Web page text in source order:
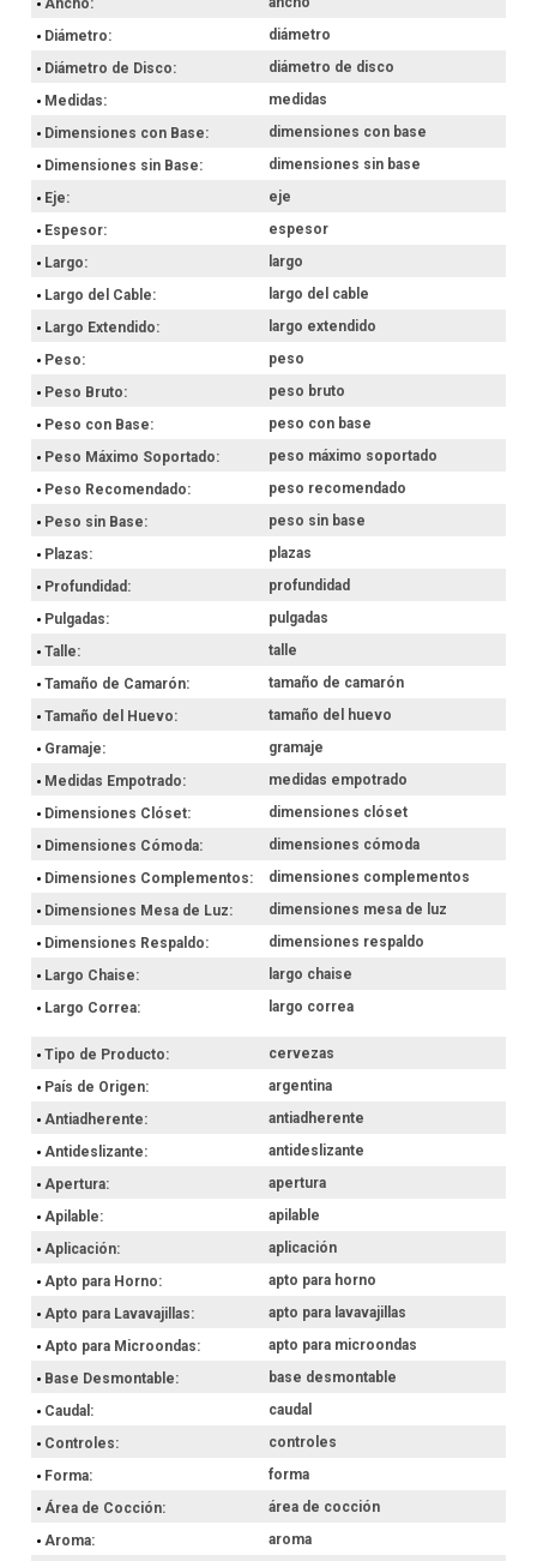
Diámetro
diámetro
Diámetro de Disco
diámetro de disco
Medidas
medidas
Dimensiones con Base
dimensiones con base
Dimensiones sin Base
dimensiones sin base
Eje
eje
Espesor
espesor
Largo
largo
Largo del Cable
largo del cable
Largo Extendido
largo extendido
Peso
peso
Peso Bruto
peso bruto
Peso con Base
peso con base
Peso Máximo Soportado
peso máximo soportado
Peso Recomendado
peso recomendado
Peso sin Base
peso sin base
Plazas
plazas
Profundidad
profundidad
Pulgadas
pulgadas
Talle
talle
Tamaño de Camarón
tamaño de camarón
Tamaño del Huevo
tamaño del huevo
Gramaje
gramaje
Medidas Empotrado
medidas empotrado
Dimensiones Clóset
dimensiones clóset
Dimensiones Cómoda
dimensiones cómoda
Dimensiones Complementos
dimensiones complementos
Dimensiones Mesa de Luz
dimensiones mesa de luz
Dimensiones Respaldo
dimensiones respaldo
Largo Chaise
largo chaise
Largo Correa
largo correa
Tipo de Producto
cervezas
País de Origen
argentina
Antiadherente
antiadherente
Antideslizante
antideslizante
Apertura
apertura
Apilable
apilable
Aplicación
aplicación
Apto para Horno
apto para horno
Apto para Lavavajillas
apto para lavavajillas
Apto para Microondas
apto para microondas
Base Desmontable
base desmontable
Caudal
caudal
Controles
controles
Forma
forma
Área de Cocción
área de cocción
Aroma
aroma